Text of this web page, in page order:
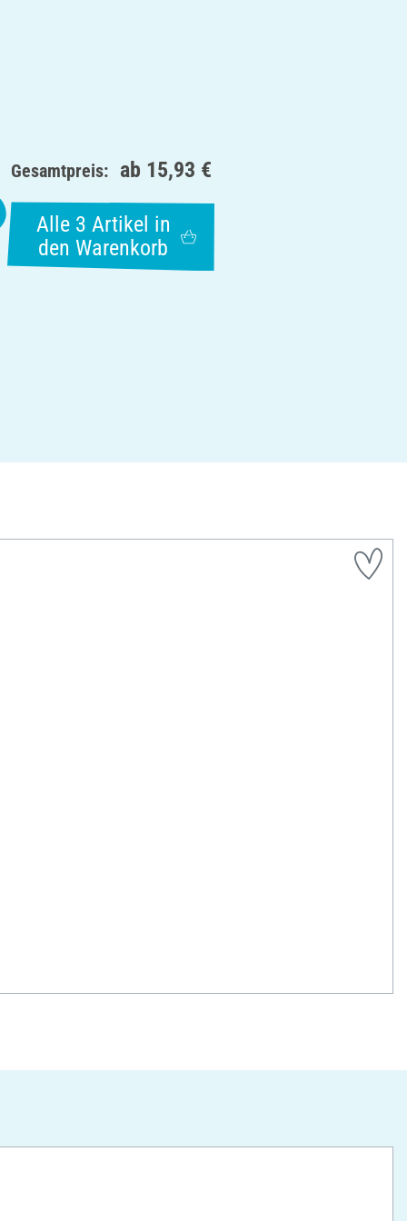
Gesamtpreis: ab 15,93 €
Alle 3 Artikel in
den Warenkorb